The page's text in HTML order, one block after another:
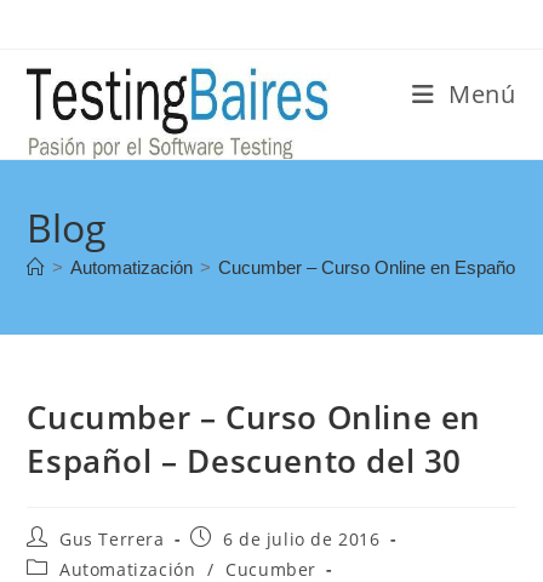
Menú
Blog
> Automatización > Cucumber – Curso Online en Español –
Cucumber – Curso Online en
Español – Descuento del 30
Gus Terrera
6 de julio de 2016
Automatización / Cucumber